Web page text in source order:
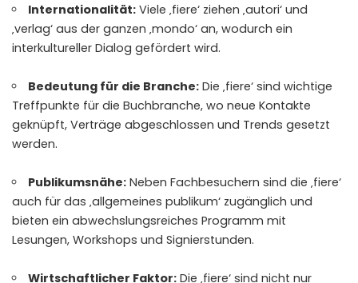
Internationalität: Viele ‚fiere‘ ziehen ‚autori‘ und
‚verlag‘ aus der ganzen ‚mondo‘ an, wodurch ein
interkultureller Dialog gefördert wird.
Bedeutung für die Branche: Die ‚fiere‘ sind wichtige
Treffpunkte für die Buchbranche, wo neue Kontakte
geknüpft, Verträge abgeschlossen und Trends gesetzt
werden.
Publikumsnähe: Neben Fachbesuchern sind die ‚fiere‘
auch für das ‚allgemeines publikum‘ zugänglich und
bieten ein abwechslungsreiches Programm mit
Lesungen, Workshops und Signierstunden.
Wirtschaftlicher Faktor: Die ‚fiere‘ sind nicht nur